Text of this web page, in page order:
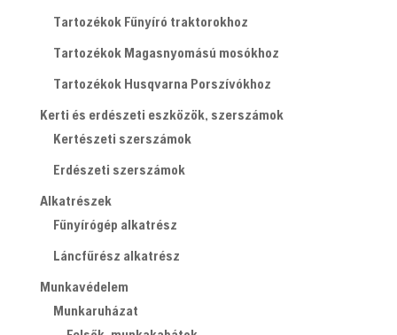
Tartozékok Fűnyíró traktorokhoz
Tartozékok Magasnyomású mosókhoz
Tartozékok Husqvarna Porszívókhoz
Kerti és erdészeti eszközök, szerszámok
Kertészeti szerszámok
Erdészeti szerszámok
Alkatrészek
Fűnyírógép alkatrész
Láncfűrész alkatrész
Munkavédelem
Munkaruházat